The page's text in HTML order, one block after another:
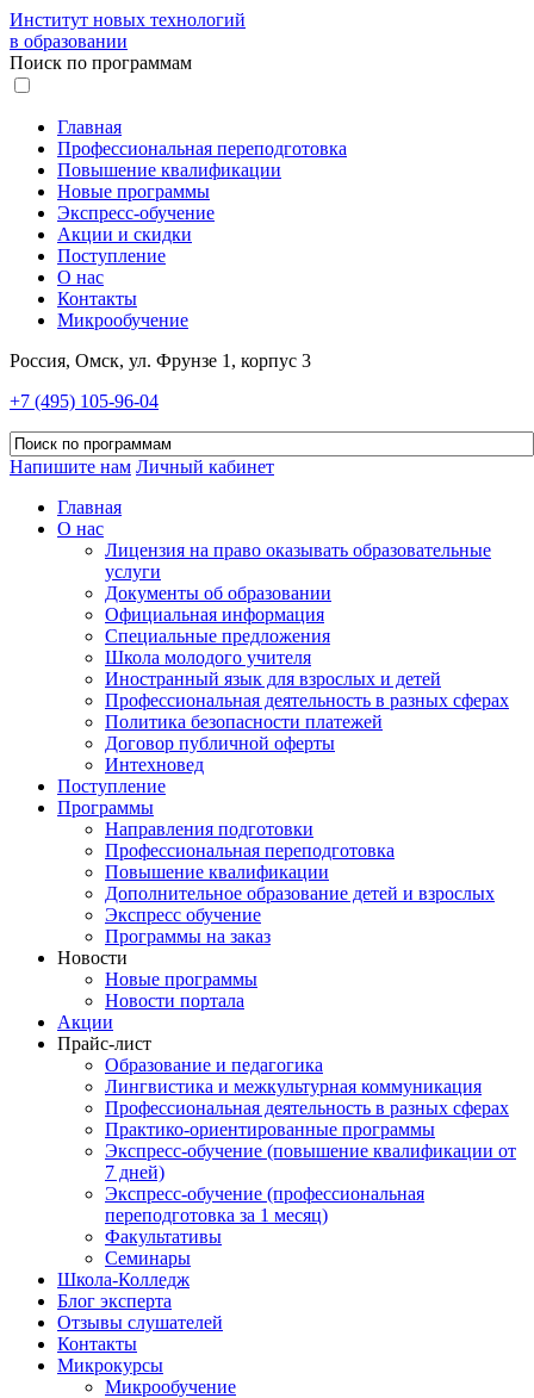
Институт новых технологий
в образовании
Поиск по программам
Главная
Профессиональная переподготовка
Повышение квалификации
Новые программы
Экспресс-обучение
Акции и скидки
Поступление
О нас
Контакты
Микрообучение
Россия, Омск, ул. Фрунзе 1, корпус 3
+7 (495) 105-96-04
Напишите нам Личный кабинет
Главная
О нас
Лицензия на право оказывать образовательные
услуги
Документы об образовании
Официальная информация
Специальные предложения
Школа молодого учителя
Иностранный язык для взрослых и детей
Профессиональная деятельность в разных сферах
Политика безопасности платежей
Договор публичной оферты
Интехновед
Поступление
Программы
Направления подготовки
Профессиональная переподготовка
Повышение квалификации
Дополнительное образование детей и взрослых
Экспресс обучение
Программы на заказ
Новости
Новые программы
Новости портала
Акции
Прайс-лист
Образование и педагогика
Лингвистика и межкультурная коммуникация
Профессиональная деятельность в разных сферах
Практико-ориентированные программы
Экспресс-обучение (повышение квалификации от
7 дней)
Экспресс-обучение (профессиональная
переподготовка за 1 месяц)
Факультативы
Семинары
Школа-Колледж
Блог эксперта
Отзывы слушателей
Контакты
Микрокурсы
Микрообучение